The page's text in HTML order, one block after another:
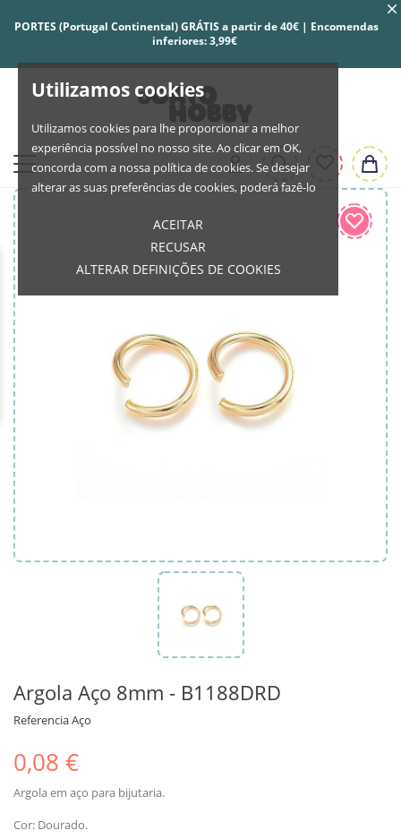
Utilizamos cookies
Utilizamos cookies para lhe proporcionar a melhor
experiência possível no nosso site. Ao clicar em OK,
concorda com a nossa política de cookies. Se desejar
alterar as suas preferências de cookies, poderá fazê-lo
ACEITAR
RECUSAR
ALTERAR DEFINIÇÕES DE COOKIES
PORTES (Portugal Continental) GRÁTIS a partir de 40€ | Encomendas
inferiores: 3,99€
Argola Aço 8mm - B1188DRD
ReferenciaAço
0,08 €
Argola em aço para bijutaria.
Cor: Dourado.